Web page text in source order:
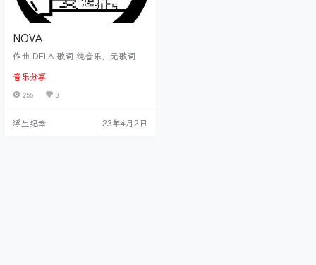
NOVA
作曲 DELA 歌词 纯音乐，无歌词
音乐分享
255 0
浮生纪幸 23年4月2日